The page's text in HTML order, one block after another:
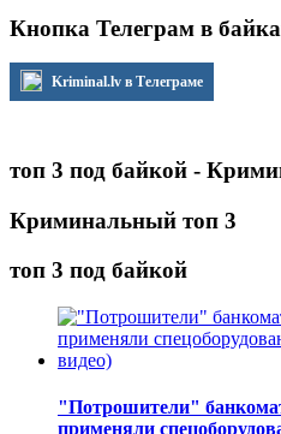
Кнопка Телеграм в
Kriminal.lv в Телеграме
топ 3 под байкой -
Криминальный топ 3
топ 3 под байкой
"Потрошители"
применяли